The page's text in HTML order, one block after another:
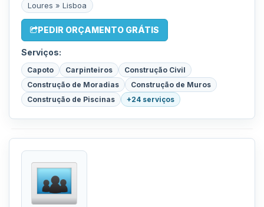
Loures » Lisboa
PEDIR ORÇAMENTO GRÁTIS
Serviços:
Capoto Carpinteiros
Construção Civil
Construção de Moradias
Construção de Muros
Construção de Piscinas
+24 serviços